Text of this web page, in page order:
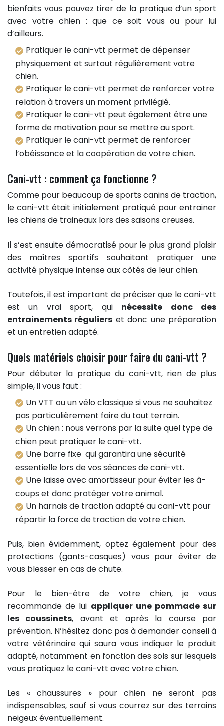
bienfaits vous pouvez tirer de la pratique d’un sport
avec votre chien : que ce soit vous ou pour lui
d’ailleurs.
Pratiquer le cani-vtt permet de dépenser
physiquement et surtout régulièrement votre
chien.
Pratiquer le cani-vtt permet de renforcer votre
relation à travers un moment privilégié.
Pratiquer le cani-vtt peut également être une
forme de motivation pour se mettre au sport.
Pratiquer le cani-vtt permet de renforcer
l’obéissance et la coopération de votre chien.
Cani-vtt : comment ça fonctionne ?
Comme pour beaucoup de sports canins de traction,
le cani-vtt était initialement pratiqué pour entrainer
les chiens de traineaux lors des saisons creuses.
Il s’est ensuite démocratisé pour le plus grand plaisir
des maîtres sportifs souhaitant pratiquer une
activité physique intense aux côtés de leur chien.
Toutefois, il est important de préciser que le cani-vtt
est un vrai sport, qui nécessite donc des
entrainements réguliers et donc une préparation
et un entretien adapté.
Quels matériels choisir pour faire du cani-vtt ?
Pour débuter la pratique du cani-vtt, rien de plus
simple, il vous faut :
Un VTT ou un vélo classique si vous ne souhaitez
pas particulièrement faire du tout terrain.
Un chien : nous verrons par la suite quel type de
chien peut pratiquer le cani-vtt.
Une barre fixe qui garantira une sécurité
essentielle lors de vos séances de cani-vtt.
Une laisse avec amortisseur pour éviter les à-
coups et donc protéger votre animal.
Un harnais de traction adapté au cani-vtt pour
répartir la force de traction de votre chien.
Puis, bien évidemment, optez également pour des
protections (gants-casques) vous pour éviter de
vous blesser en cas de chute.
Pour le bien-être de votre chien, je vous
recommande de lui appliquer une pommade sur
les coussinets, avant et après la course par
prévention. N’hésitez donc pas à demander conseil à
votre vétérinaire qui saura vous indiquer le produit
adapté, notamment en fonction des sols sur lesquels
vous pratiquez le cani-vtt avec votre chien.
Les « chaussures » pour chien ne seront pas
indispensables, sauf si vous courrez sur des terrains
neigeux éventuellement.